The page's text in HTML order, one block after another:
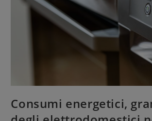
Consumi energetici,